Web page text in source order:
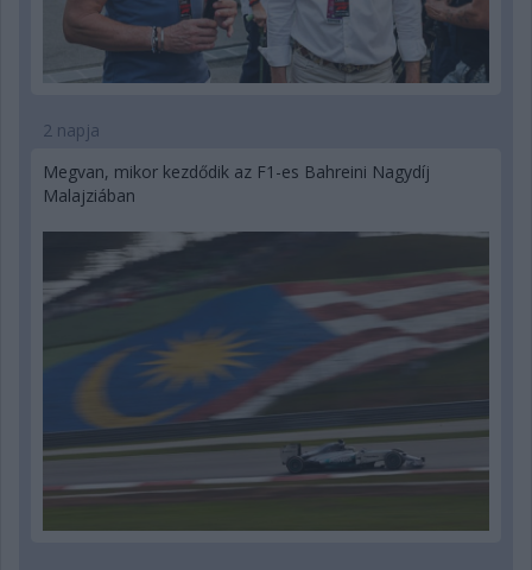
2 napja
Megvan, mikor kezdődik az F1-es Bahreini Nagydíj
Malajziában